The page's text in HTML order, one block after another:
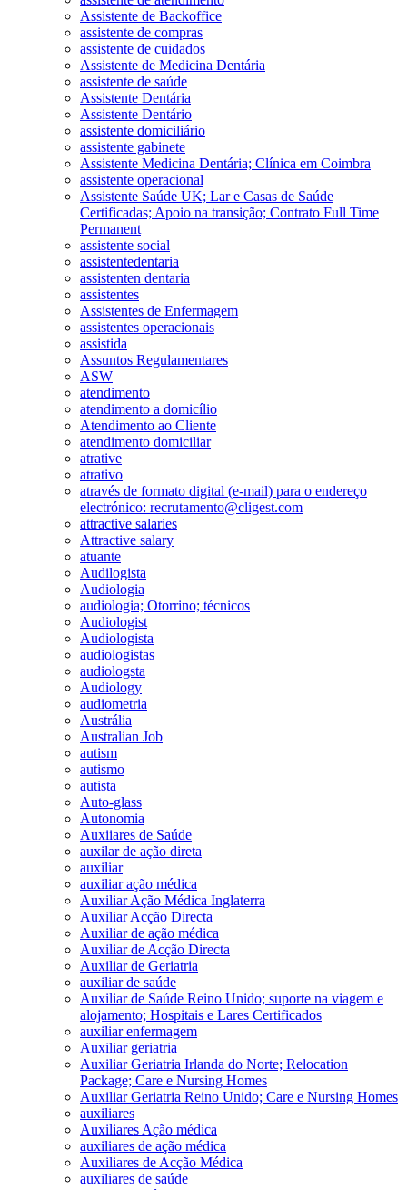
Assistente de Backoffice
assistente de compras
assistente de cuidados
Assistente de Medicina Dentária
assistente de saúde
Assistente Dentária
Assistente Dentário
assistente domiciliário
assistente gabinete
Assistente Medicina Dentária; Clínica em Coimbra
assistente operacional
Assistente Saúde UK; Lar e Casas de Saúde
Certificadas; Apoio na transição; Contrato Full Time
Permanent
assistente social
assistentedentaria
assistenten dentaria
assistentes
Assistentes de Enfermagem
assistentes operacionais
assistida
Assuntos Regulamentares
ASW
atendimento
atendimento a domicílio
Atendimento ao Cliente
atendimento domiciliar
atrative
atrativo
através de formato digital (e-mail) para o endereço
electrónico: recrutamento@cligest.com
attractive salaries
Attractive salary
atuante
Audilogista
Audiologia
audiologia; Otorrino; técnicos
Audiologist
Audiologista
audiologistas
audiologsta
Audiology
audiometria
Austrália
Australian Job
autism
autismo
autista
Auto-glass
Autonomia
Auxiiares de Saúde
auxilar de ação direta
auxiliar
auxiliar ação médica
Auxiliar Ação Médica Inglaterra
Auxiliar Acção Directa
Auxiliar de ação médica
Auxiliar de Acção Directa
Auxiliar de Geriatria
auxiliar de saúde
Auxiliar de Saúde Reino Unido; suporte na viagem e
alojamento; Hospitais e Lares Certificados
auxiliar enfermagem
Auxiliar geriatria
Auxiliar Geriatria Irlanda do Norte; Relocation
Package; Care e Nursing Homes
Auxiliar Geriatria Reino Unido; Care e Nursing Homes
auxiliares
Auxiliares Ação médica
auxiliares de ação médica
Auxiliares de Acção Médica
auxiliares de saúde